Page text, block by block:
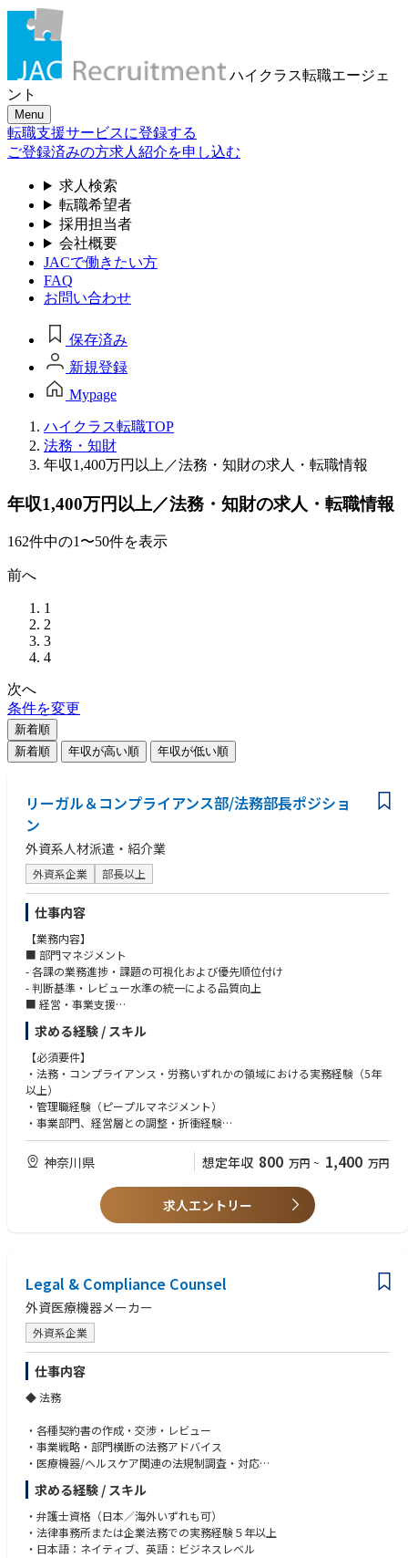
ハイクラス転職エージェ
ント
Menu
転職支援サービスに登録する
ご登録済みの方求人紹介を申し込む
求人検索
転職希望者
採用担当者
会社概要
JACで働きたい方
FAQ
お問い合わせ
保存済み
新規登録
Mypage
ハイクラス転職TOP
法務・知財
年収1,400万円以上／法務・知財の求人・転職情報
年収1,400万円以上／法務・知財の求人・転職情報
162件中の1〜50件を表示
前へ
1
2
3
4
次へ
条件を変更
新着順
新着順
年収が高い順 年収が低い順
リーガル＆コンプライアンス部/法務部長ポジショ
ン
外資系人材派遣・紹介業
外資系企業 部長以上
仕事内容
【業務内容】
■ 部門マネジメント
- 各課の業務進捗・課題の可視化および優先順位付け
- 判断基準・レビュー水準の統一による品質向上
■ 経営・事業支援
- 重要案件に関するリスク整理および意思決定支援
- 経営判断を支えるコンプライアンス観点での助言、経営陣との社内調整
- 株主総会・取締役会、委員会等の重要会議体の運営
■ グローバル対応
- 親会社・海外拠点との連携
- 国内方針・対応状況の説明および調整
- グローバル監査対応のリード
- M&Aにおける実務サポート（年一回程度）
- 重大インシデント発生時の初動対応および全体統括
【統括対象領域（配下機能）】
以下領域を横断的に統括し、各領域の専門性を活かしながら、全社横断で
の課題解決およびガバナンス強化を推進いただきます。
年想定）への対応方針策定
・労務管理室：社外クレームの抑制および再発防止対応
・Data Privacy領域：内部監査プロセスのアップデート、委託先管理体制
の強化
求める経験 / スキル
【必須要件】
・法務・コンプライアンス・労務いずれかの領域における実務経験（5年
以上）
・管理職経験（ピープルマネジメント）
・事業部門、経営層との調整・折衝経験
【歓迎要件】
・人材サービス（特に派遣）業界での経験（コンプライアンス部門に限ら
・労働契約法、労働基準法、労働者派遣法等の法令、および会社法等のガ
バナンス領域に関する知見を有し、リーガルリスクを的確に把握・判
・専門性とマネジメントのバランスを取れる方
・抽象論ではなく、実務に落とし込める判断力を持つ方
・Global環境下でのコミュニケーションに抵抗がない方
神奈川県 想定年収 800 万円 ~ 1,400 万円
求人エントリー
Legal & Compliance Counsel
外資医療機器メーカー
外資系企業
仕事内容
◆ 法務
・各種契約書の作成・交渉・レビュー
・事業戦略・部門横断の法務アドバイス
・医療機器/ヘルスケア関連の法規制調査・対応
・外部弁護士との連携、契約ワークフロー改善
・全社の法務相談、知財保護
◆ コンプライアンス
求める経験 / スキル
・弁護士資格（日本／海外いずれも可）
・法律事務所または企業法務での実務経験５年以上
・日本語：ネイティブ、英語：ビジネスレベル